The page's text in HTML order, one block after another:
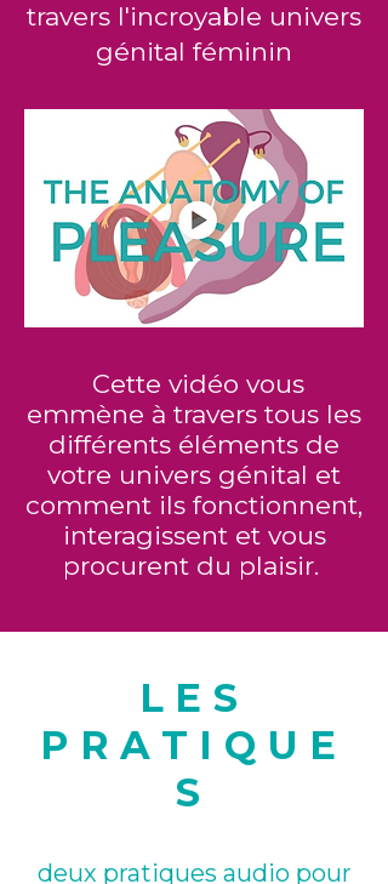
travers l'incroyable univers
génital féminin
Cette vidéo vous
emmène à travers tous les
différents éléments de
votre univers génital et
comment ils fonctionnent,
interagissent et vous
procurent du plaisir.
LES
PRATIQUE
S
deux pratiques audio pour